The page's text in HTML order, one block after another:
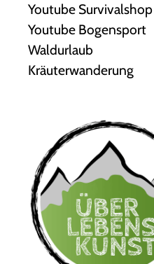
Youtube Survivalshop
Youtube Bogensport
Waldurlaub
Kräuterwanderung